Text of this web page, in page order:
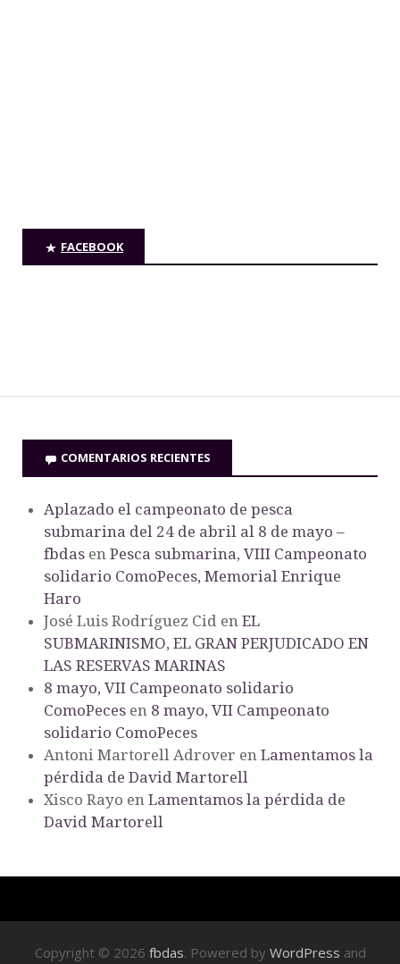
FACEBOOK
COMENTARIOS RECIENTES
Aplazado el campeonato de pesca
submarina del 24 de abril al 8 de mayo –
fbdas en Pesca submarina, VIII Campeonato
solidario ComoPeces, Memorial Enrique
Haro
José Luis Rodríguez Cid en EL
SUBMARINISMO, EL GRAN PERJUDICADO EN
LAS RESERVAS MARINAS
8 mayo, VII Campeonato solidario
ComoPeces en 8 mayo, VII Campeonato
solidario ComoPeces
Antoni Martorell Adrover en Lamentamos la
pérdida de David Martorell
Xisco Rayo en Lamentamos la pérdida de
David Martorell
Copyright © 2026 fbdas. Powered by WordPress and